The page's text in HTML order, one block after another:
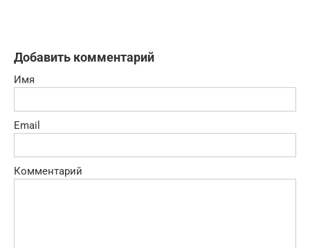
Добавить комментарий
Имя
Email
Комментарий